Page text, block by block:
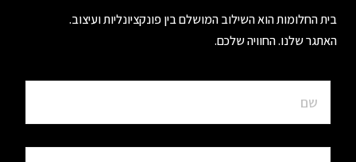
בית החלומות הוא השילוב המושלם בין פונקציונליות ועיצוב.
האתגר שלנו. החוויה שלכם.